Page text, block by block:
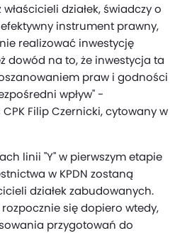
działek, świadczy o
instrument prawny,
realizować inwestycję
dowód na to, że inwestycja ta
praw i godności
wpływ" -
Filip Czernicki, cytowany w
linii "Y" w pierwszym etapie
w KPDN zostaną
działek zabudowanych.
się dopiero wtedy,
przygotowań do